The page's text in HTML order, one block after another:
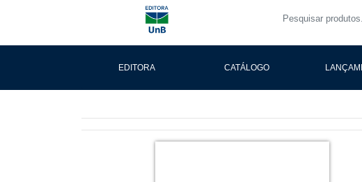
EDITORA CATÁLOGO